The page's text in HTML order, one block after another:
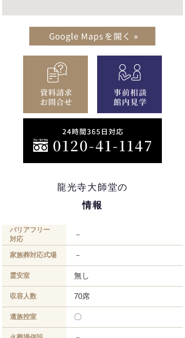
龍光寺大師堂の
情報
バリアフリー
対応
－
家族葬対応式場 －
霊安室 無し
収容人数 70席
遺族控室 〇